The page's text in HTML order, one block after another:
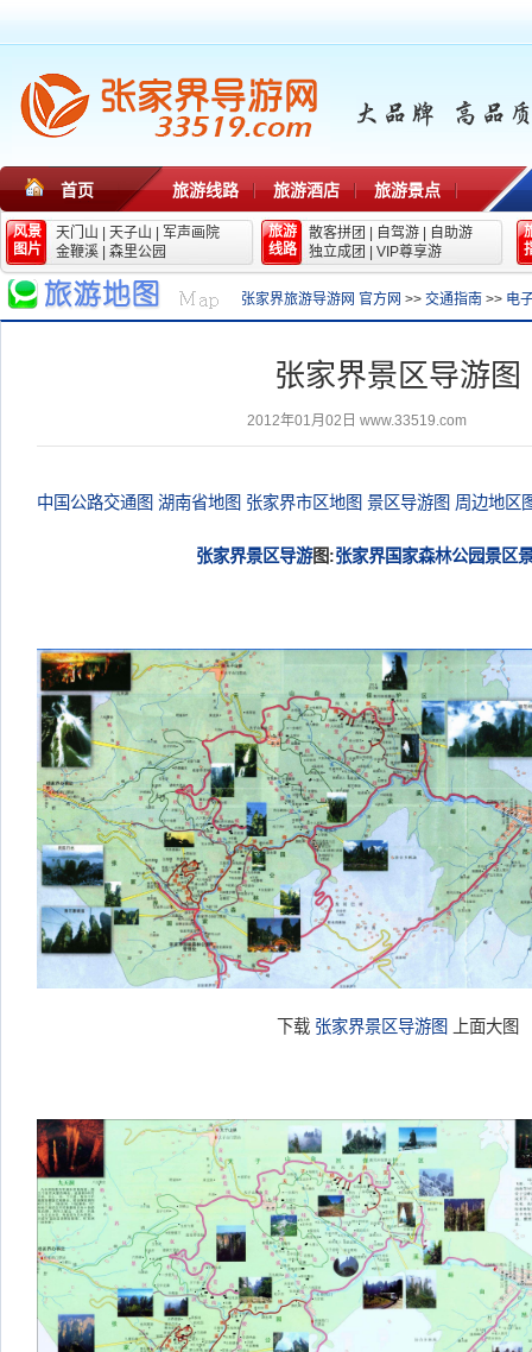
首页 旅游线路 旅游酒店 旅游景点
风景
图片
天门山 天子山
军声画院
金鞭溪
森里公园
旅游
线路
散客拼团 自驾游
自助游
独立成团
VIP尊享游
张家界旅游导游网 官方网 >> 交通指南 >> 电
张家界景区导游图
2012年01月02日 www.33519.com
中国公路交通图 湖南省地图 张家界市区地图 景区导游图 周边地区
张家界景区导游图:张家界国家森林公园景区
下载 张家界景区导游图 上面大图